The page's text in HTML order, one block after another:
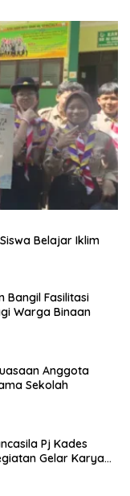
Belajar Iklim
Bangil Fasilitasi
Warga Binaan
Anggota
Sekolah
Pj Kades
Gelar Karya